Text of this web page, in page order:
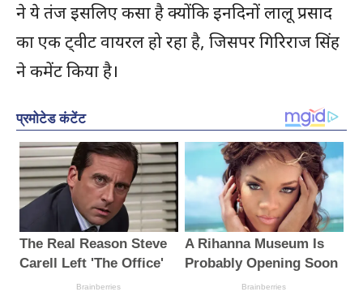
ने ये तंज इसलिए कसा है क्योंकि इनदिनों लालू प्रसाद
का एक ट्वीट वायरल हो रहा है, जिसपर गिरिराज सिंह
ने कमेंट किया है।